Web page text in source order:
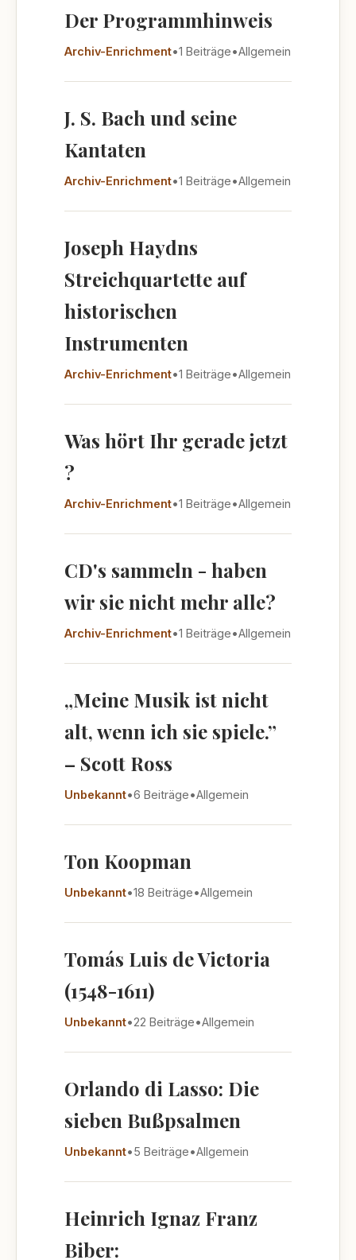
Der Programmhinweis
Archiv-Enrichment•1 Beiträge•Allgemein
J. S. Bach und seine
Kantaten
Archiv-Enrichment•1 Beiträge•Allgemein
Joseph Haydns
Streichquartette auf
historischen
Instrumenten
Archiv-Enrichment•1 Beiträge•Allgemein
Was hört Ihr gerade jetzt
?
Archiv-Enrichment•1 Beiträge•Allgemein
CD's sammeln - haben
wir sie nicht mehr alle?
Archiv-Enrichment•1 Beiträge•Allgemein
„Meine Musik ist nicht
alt, wenn ich sie spiele.”
– Scott Ross
Unbekannt•6 Beiträge•Allgemein
Ton Koopman
Unbekannt•18 Beiträge•Allgemein
Tomás Luis de Victoria
(1548-1611)
Unbekannt•22 Beiträge•Allgemein
Orlando di Lasso: Die
sieben Bußpsalmen
Unbekannt•5 Beiträge•Allgemein
Heinrich Ignaz Franz
Biber: